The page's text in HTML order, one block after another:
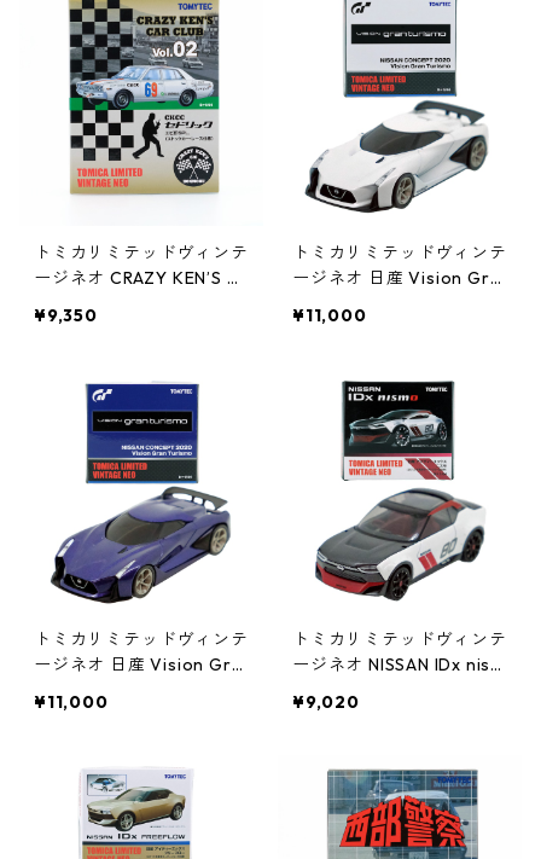
トミカリミテッドヴィンテ
ージネオ CRAZY KEN’S C
ック エビ印SPL. #362646
¥9,350
トミカリミテッドヴィンテ
ージネオ 日産 Vision Gra
0 #36264613
¥11,000
トミカリミテッドヴィンテ
ージネオ 日産 Vision Gra
0 #36264590
¥11,000
トミカリミテッドヴィンテ
ージネオ NISSAN IDx nism
ョー出品車 #36255499
¥9,020